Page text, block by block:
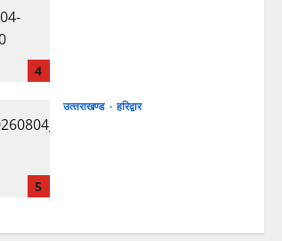
4
5
उत्‍तराखण्‍ड हरिद्वार